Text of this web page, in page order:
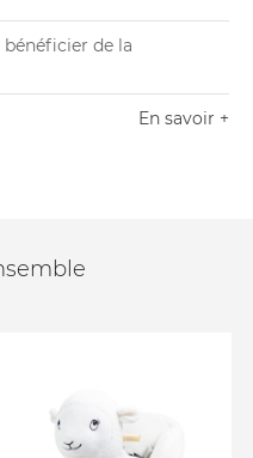
de la
En savoir +